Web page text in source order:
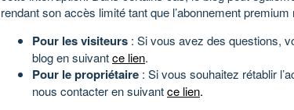
rendant son accès limité tant que l’abonnement premium
Pour les visiteurs : Si vous avez des questions,
blog en suivantce lien.
Pour le propriétaire : Si vous souhaitez rétablir
nous contacter en suivantce lien.